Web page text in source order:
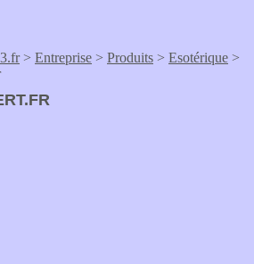
> Entreprise > Produits > Esotérique >